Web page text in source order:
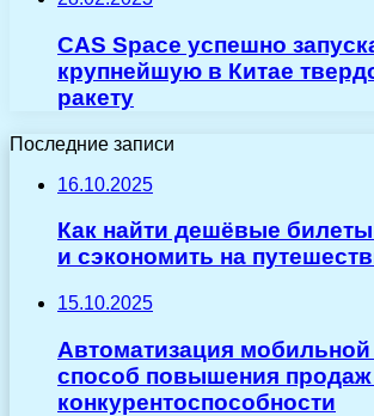
CAS Space успешно
крупнейшую в Китае
ракету
Последние записи
16.10.2025
Как найти дешёвые
и сэкономить на
15.10.2025
Автоматизация мобильной
способ повышения продаж
конкурентоспособности